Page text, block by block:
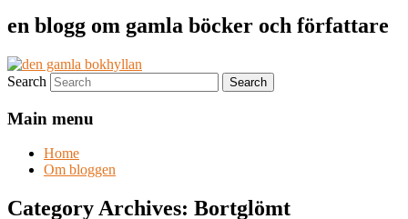
en blogg om gamla böcker och författare
Search
Main menu
Home
Om bloggen
Category Archives: Bortglömt